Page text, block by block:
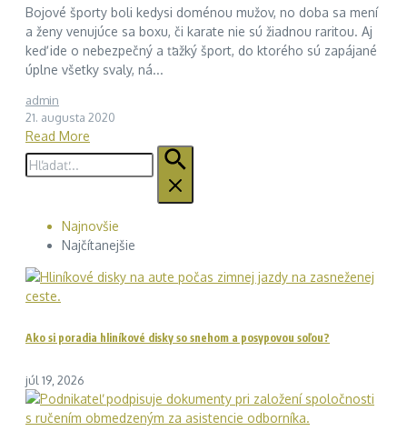
Bojové športy boli kedysi doménou mužov, no doba sa mení
a ženy venujúce sa boxu, či karate nie sú žiadnou raritou. Aj
keď ide o nebezpečný a ťažký šport, do ktorého sú zapájané
úplne všetky svaly, ná...
admin
21. augusta 2020
Read More
Hľadať:
Najnovšie
Najčítanejšie
Ako si poradia hliníkové disky so snehom a posypovou soľou?
júl 19, 2026